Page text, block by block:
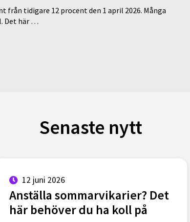
tidigare 12 procent den 1 april 2026. Många
Det här …
Senaste nytt
12 juni 2026
Anställa sommarvikarier? Det
här behöver du ha koll på